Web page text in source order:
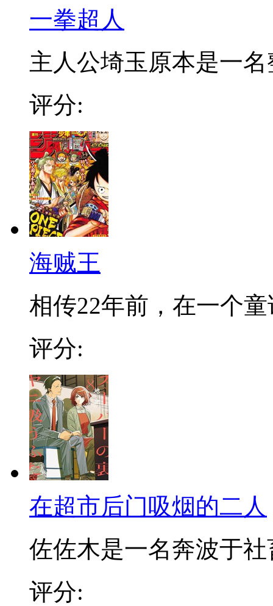
一拳超人
主人公埼玉原本是一名
评分:
海贼王
相传22年前，在一个
评分:
在超市后门吸烟的二人
佐佐木是一名奔波于社
评分: